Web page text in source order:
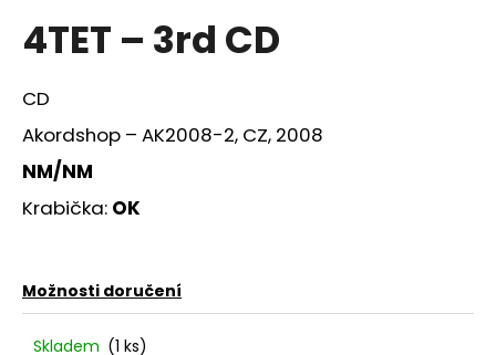
produktu
je
z
5
hvězdiček.
4TET – 3rd CD
CD
Akordshop – AK2008-2, CZ, 2008
NM/NM
Krabička: OK
Možnosti doručení
Skladem (1 ks)
D
o
p
u
č